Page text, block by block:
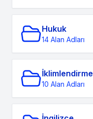
Hukuk
14 Alan Adları
İklimlendirme
10 Alan Adları